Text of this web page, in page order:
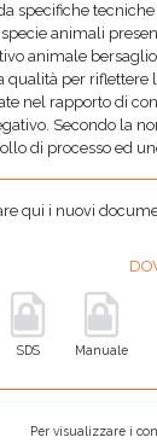
specifiche
animali
animale
qualità per
nel rapporto di
Secondo la
di processo ed
qui i nuovi
SDS Manuale
Per visualizzare i